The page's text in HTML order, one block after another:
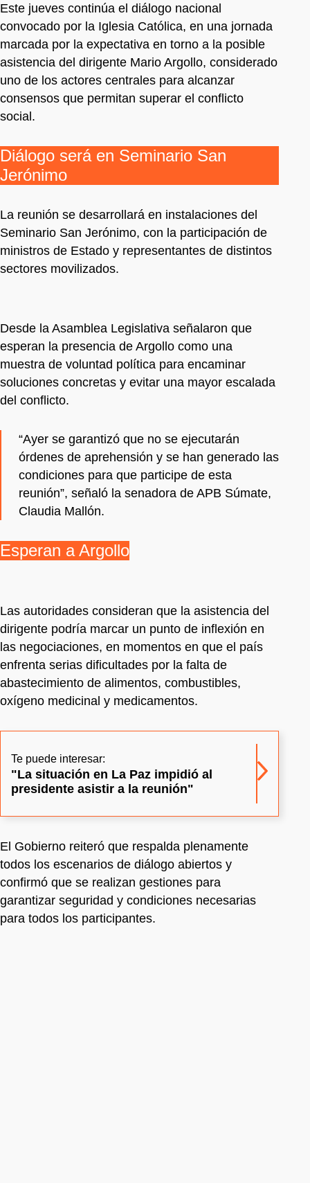
Este jueves continúa el diálogo nacional
convocado por la Iglesia Católica, en una jornada
marcada por la expectativa en torno a la posible
asistencia del dirigente Mario Argollo, considerado
uno de los actores centrales para alcanzar
consensos que permitan superar el conflicto
social.
Diálogo será en Seminario San
Jerónimo
La reunión se desarrollará en instalaciones del
Seminario San Jerónimo, con la participación de
ministros de Estado y representantes de distintos
sectores movilizados.
Desde la Asamblea Legislativa señalaron que
esperan la presencia de Argollo como una
muestra de voluntad política para encaminar
soluciones concretas y evitar una mayor escalada
del conflicto.
“Ayer se garantizó que no se ejecutarán
órdenes de aprehensión y se han generado las
condiciones para que participe de esta
reunión”, señaló la senadora de APB Súmate,
Claudia Mallón.
Esperan a Argollo
Las autoridades consideran que la asistencia del
dirigente podría marcar un punto de inflexión en
las negociaciones, en momentos en que el país
enfrenta serias dificultades por la falta de
abastecimiento de alimentos, combustibles,
oxígeno medicinal y medicamentos.
Te puede interesar:
"La situación en La Paz impidió al
presidente asistir a la reunión"
El Gobierno reiteró que respalda plenamente
todos los escenarios de diálogo abiertos y
confirmó que se realizan gestiones para
garantizar seguridad y condiciones necesarias
para todos los participantes.